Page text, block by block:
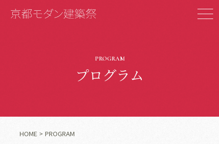
PROGRAM
プログラム
HOME PROGRAM